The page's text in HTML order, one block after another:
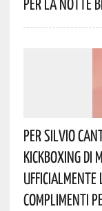
Per Silvio
Kickboxing Di
Ufficialmente
Complimenti